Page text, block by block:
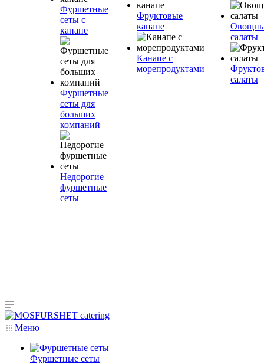
Фуршетные
сеты с
канапе
Фуршетные
сеты для
больших
компаний
Недорогие
фуршетные
сеты
Фруктовые
канапе
Канапе с
морепродуктами
салаты
салаты
Меню
Фуршетные сеты